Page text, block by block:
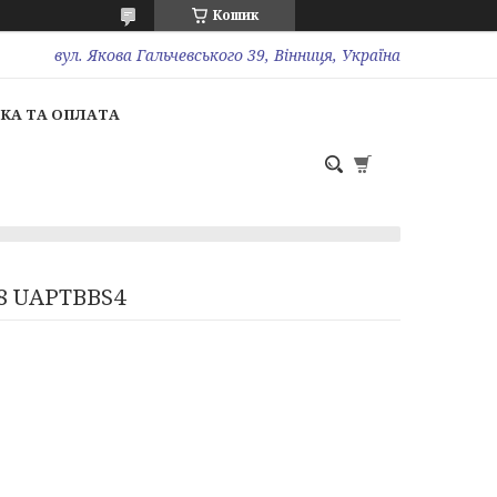
Кошик
вул. Якова Гальчевського 39, Вінниця, Україна
ТА ОПЛАТА